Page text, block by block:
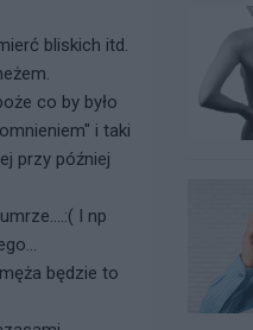
bliskich itd.
co by było
i taki
przy później
I np
będzie to